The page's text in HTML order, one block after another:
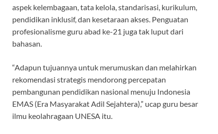
aspek kelembagaan, tata kelola, standarisasi, kurikulum,
pendidikan inklusif, dan kesetaraan akses. Penguatan
profesionalisme guru abad ke-21 juga tak luput dari
bahasan.
“Adapun tujuannya untuk merumuskan dan melahirkan
rekomendasi strategis mendorong percepatan
pembangunan pendidikan nasional menuju Indonesia
EMAS (Era Masyarakat Adil Sejahtera),” ucap guru besar
ilmu keolahragaan UNESA itu.